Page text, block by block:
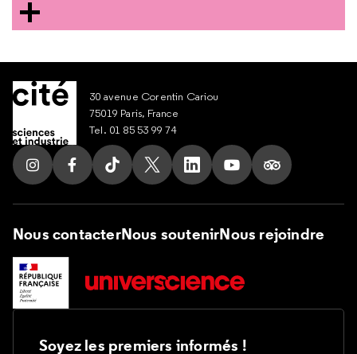
30 avenue Corentin Cariou
75019 Paris, France
Tel. 01 85 53 99 74
Suivez nous sur Instagram
Suivez nous sur Facebook
Suivez nous sur Tik Tok
Suivez nous sur X
Suivez nous sur LinkedIn
Suivez nous sur
Suivez nous
Nous contacterNous soutenirNous rejoindre
Soyez les premiers informés !